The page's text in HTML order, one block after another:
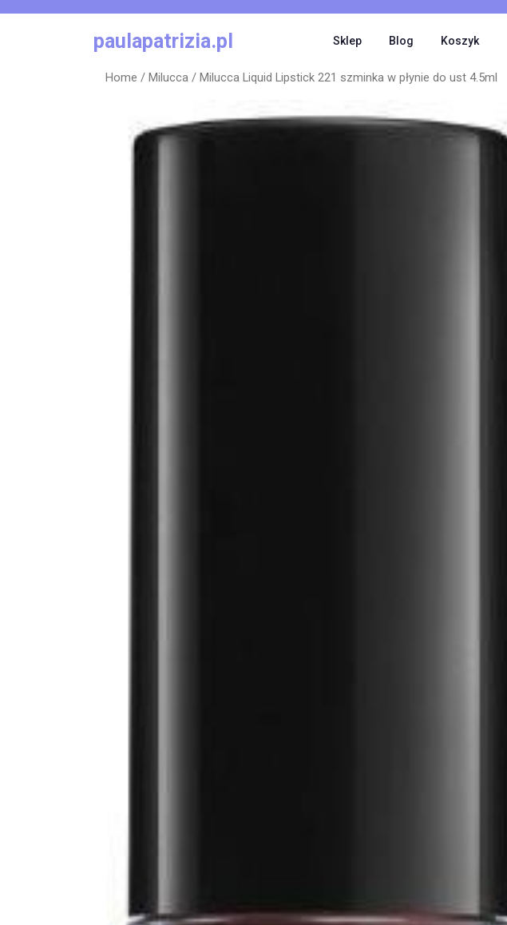
paulapatrizia.pl Sklep Blog Koszyk
Home / Milucca / Milucca Liquid Lipstick 221 szminka w płynie do ust 4.5ml